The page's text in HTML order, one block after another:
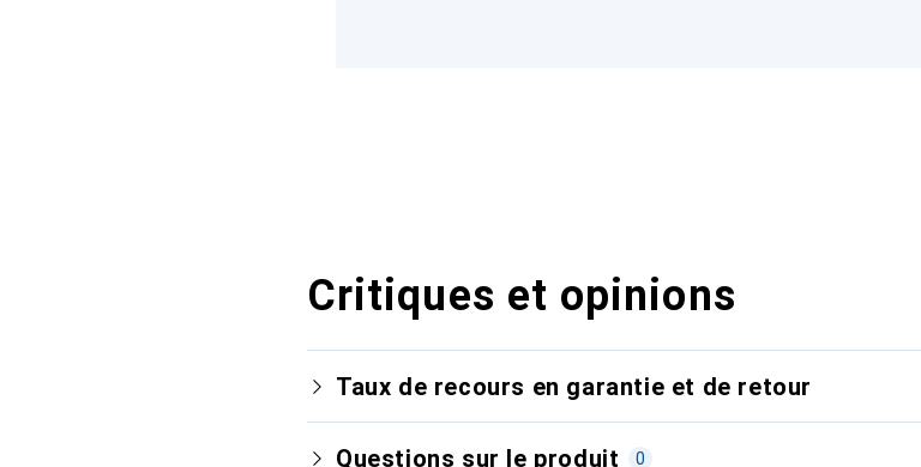
Critiques et opinions
Taux de recours en garantie et de retour
Questions sur le produit 0